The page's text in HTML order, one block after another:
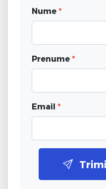
Nume *
Prenume *
Email *